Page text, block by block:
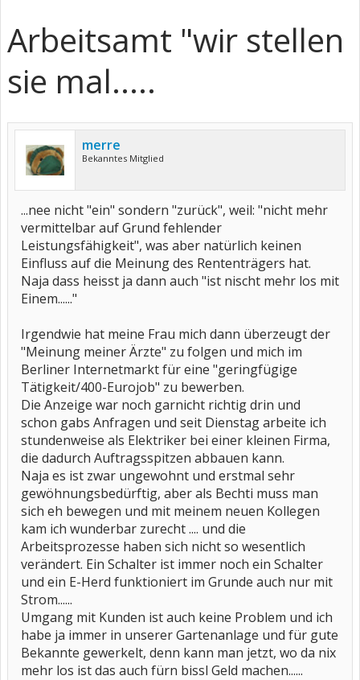
Arbeitsamt "wir stellen
sie mal.....
merre
Bekanntes Mitglied
...nee nicht "ein" sondern "zurück", weil: "nicht mehr
vermittelbar auf Grund fehlender
Leistungsfähigkeit", was aber natürlich keinen
Einfluss auf die Meinung des Rententrägers hat.
Naja dass heisst ja dann auch "ist nischt mehr los mit
Einem......"
Irgendwie hat meine Frau mich dann überzeugt der
"Meinung meiner Ärzte" zu folgen und mich im
Berliner Internetmarkt für eine "geringfügige
Tätigkeit/400-Eurojob" zu bewerben.
Die Anzeige war noch garnicht richtig drin und
schon gabs Anfragen und seit Dienstag arbeite ich
stundenweise als Elektriker bei einer kleinen Firma,
die dadurch Auftragsspitzen abbauen kann.
Naja es ist zwar ungewohnt und erstmal sehr
gewöhnungsbedürftig, aber als Bechti muss man
sich eh bewegen und mit meinem neuen Kollegen
kam ich wunderbar zurecht .... und die
Arbeitsprozesse haben sich nicht so wesentlich
verändert. Ein Schalter ist immer noch ein Schalter
und ein E-Herd funktioniert im Grunde auch nur mit
Strom......
Umgang mit Kunden ist auch keine Problem und ich
habe ja immer in unserer Gartenanlage und für gute
Bekannte gewerkelt, denn kann man jetzt, wo da nix
mehr los ist das auch fürn bissl Geld machen......